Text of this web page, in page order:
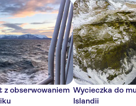
z obserwowaniem Wycieczka do
Islandii